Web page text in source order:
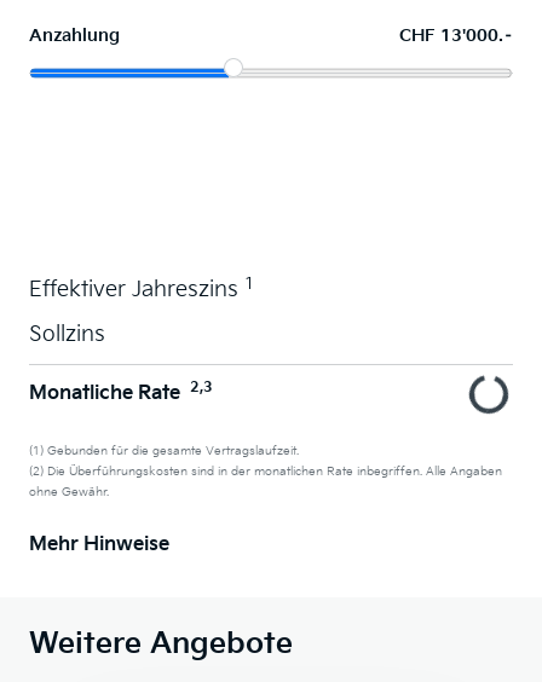
Anzahlung CHF 13'000.–
Effektiver Jahreszins 1
Sollzins
Monatliche Rate 2,3
(1) Gebunden für die gesamte Vertragslaufzeit.
(2) Die Überführungskosten sind in der monatlichen Rate inbegriffen. Alle Angaben
ohne Gewähr.
Mehr Hinweise
Weitere Angebote